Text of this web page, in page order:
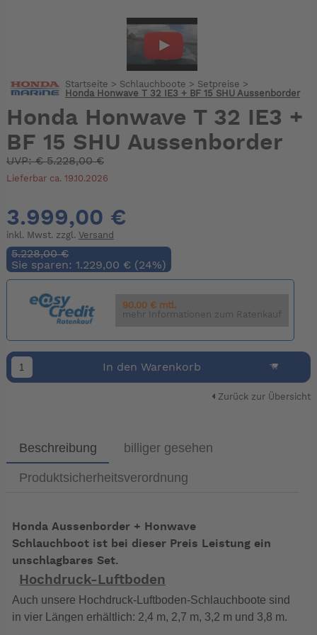
Startseite > Schlauchboote > Setpreise >
Honda Honwave T 32 IE3 + BF 15 SHU Aussenborder
Honda Honwave T 32 IE3 +
BF 15 SHU Aussenborder
UVP:€5.228,00 €
Lieferbar ca. 19.10.2026
3.999,00 €
inkl. Mwst. zzgl. Versand
5.228,00 €
Sie sparen: 1.229,00 € (24%)
90.00 € mtl.
mehr Informationen zum Ratenkauf
In den Warenkorb
Zurück zur Übersicht
Beschreibung billiger gesehen
Produktsicherheitsverordnung
Honda Aussenborder + Honwave
Schlauchboot ist bei dieser Preis Leistung ein
unschlagbares Set.
Hochdruck-Luftboden
Auch unsere Hochdruck-Luftboden-Schlauchboote sind
in vier Längen erhältlich: 2,4 m, 2,7 m, 3,2 m und 3,8 m.